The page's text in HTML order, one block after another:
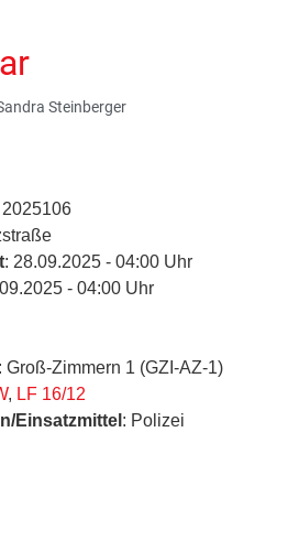
Steinberger
2025106
: 28.09.2025 - 04:00 Uhr
- 04:00 Uhr
: Groß-Zimmern 1 (GZI-AZ-1)
, LF 16/12
Einsatzmittel : Polizei